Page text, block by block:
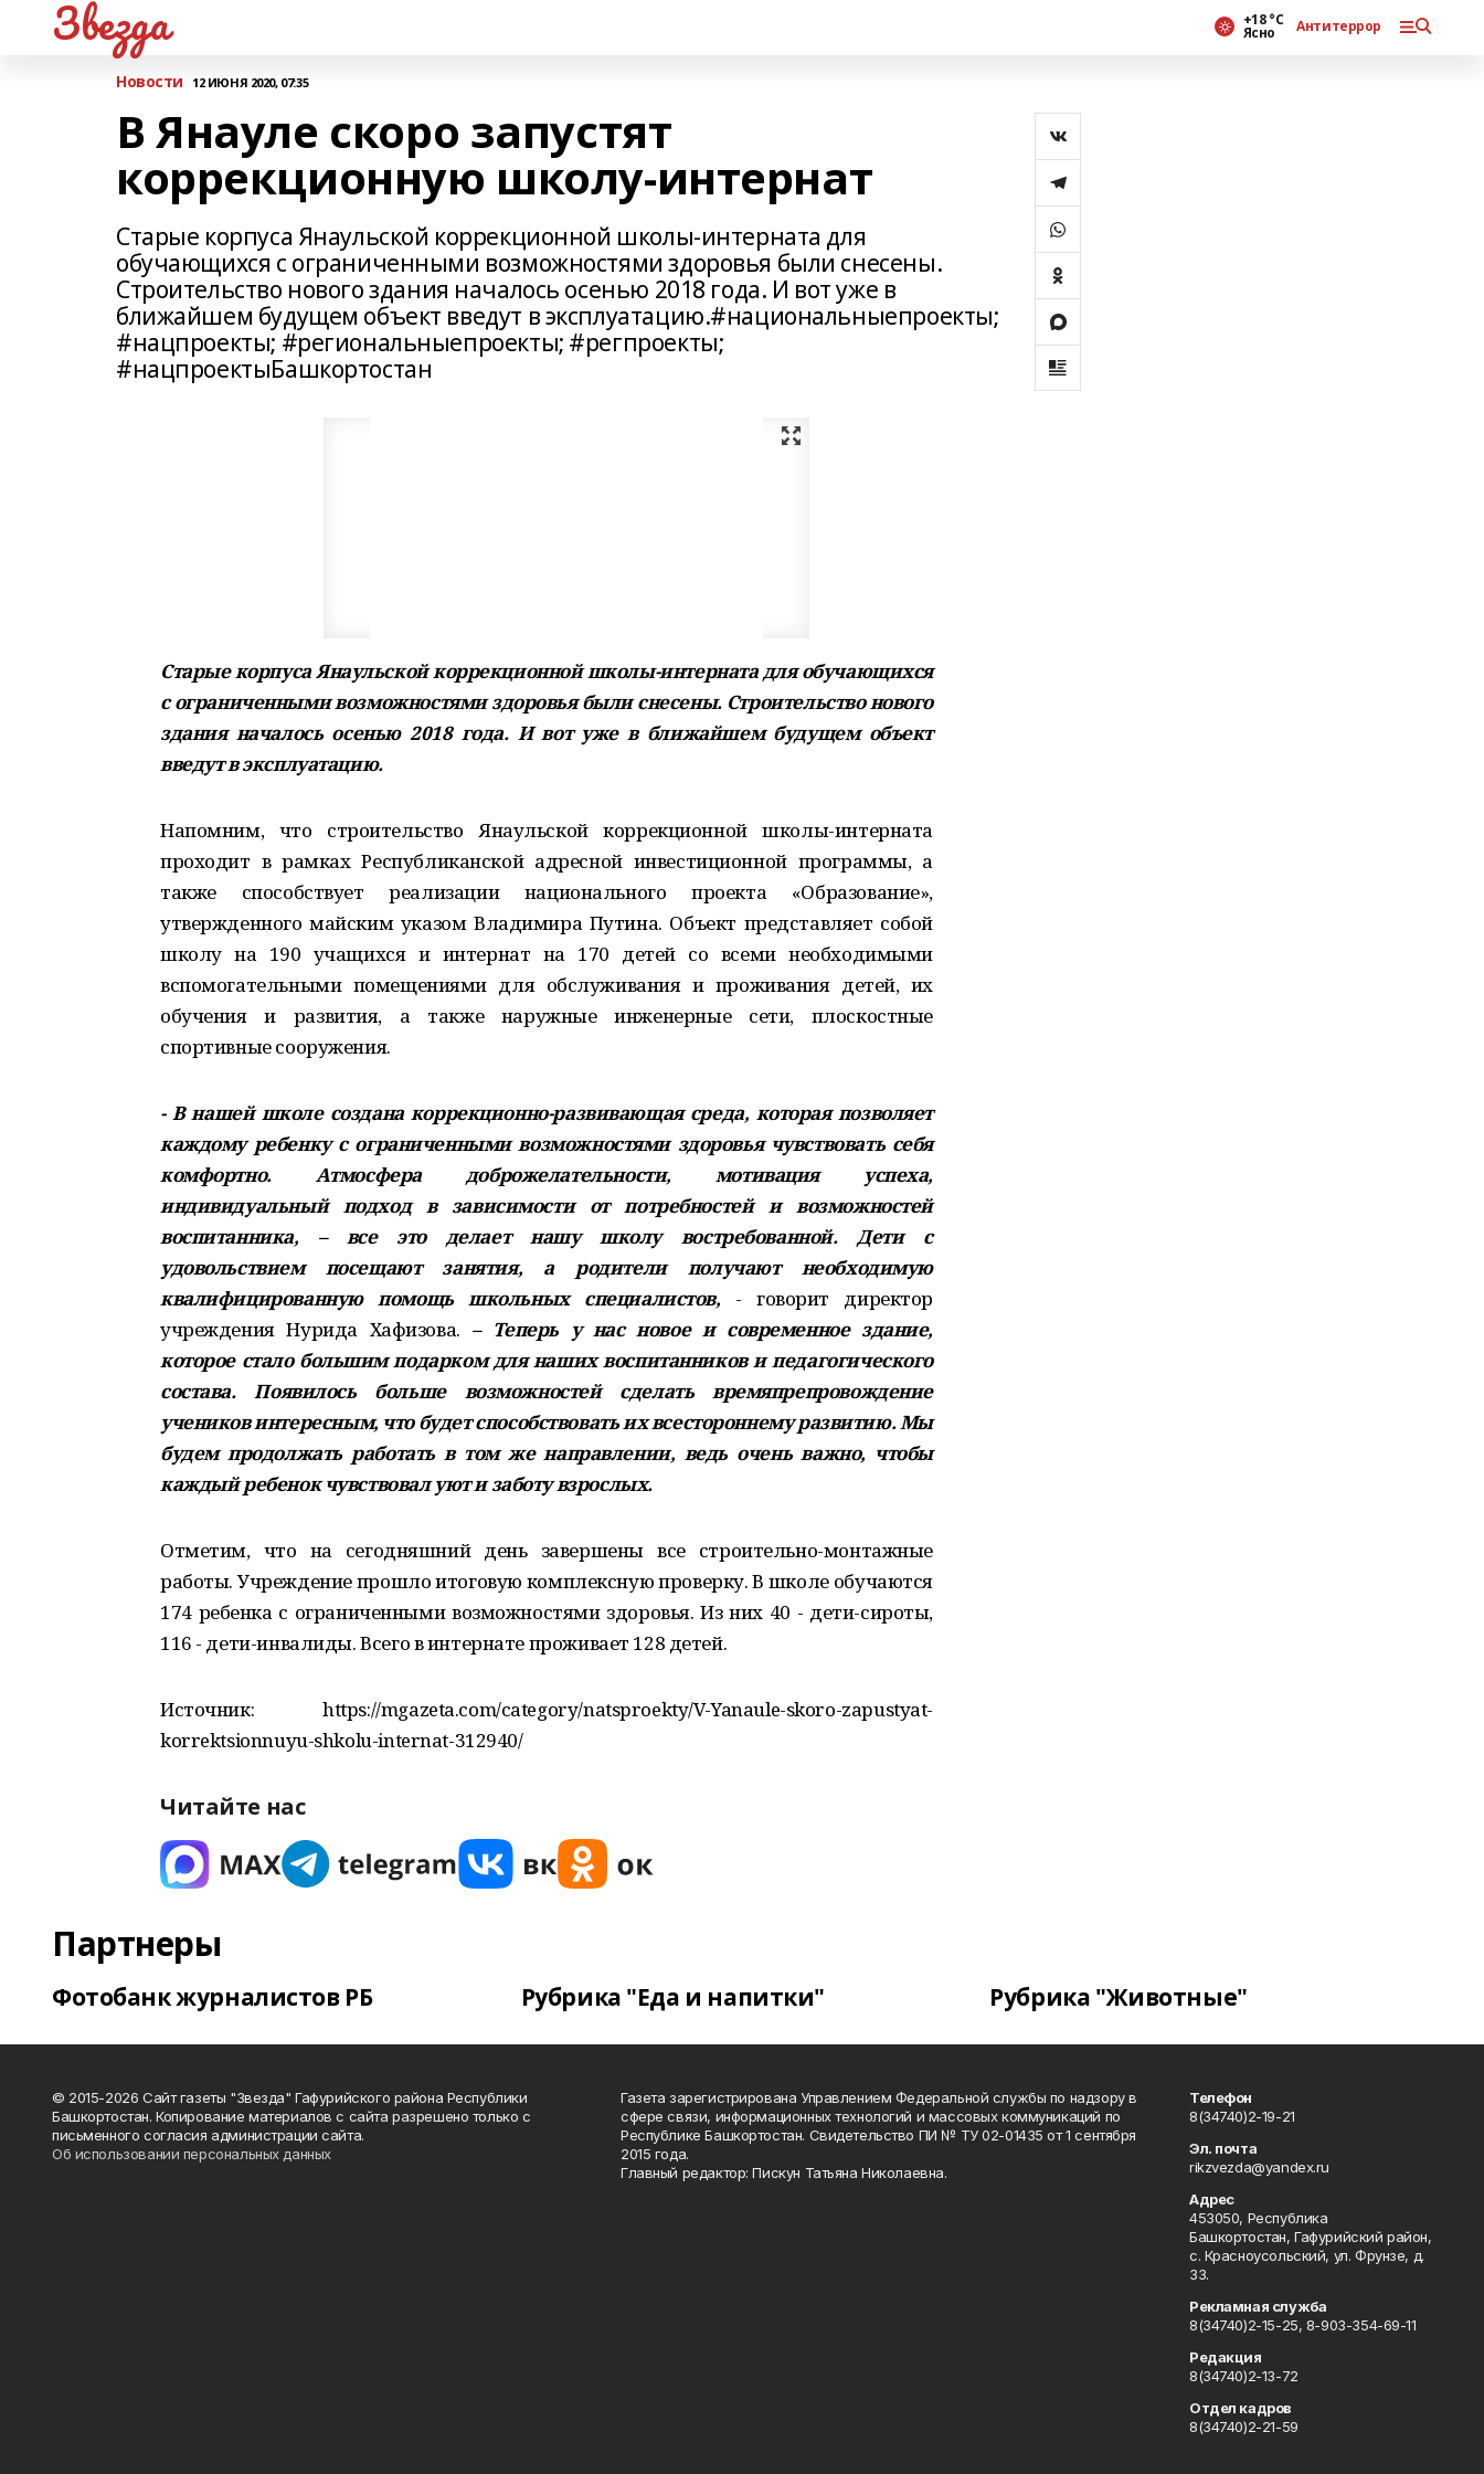
Звезда +18 °С
Ясно Антитеррор
Новости 12 ИЮНЯ 2020, 07:35
В Янауле скоро запустят
коррекционную школу-интернат
Старые корпуса Янаульской коррекционной школы-интерната для
обучающихся с ограниченными возможностями здоровья были снесены.
Строительство нового здания началось осенью 2018 года. И вот уже в
ближайшем будущем объект введут в эксплуатацию.#национальныепроекты;
#нацпроекты; #региональныепроекты; #регпроекты;
#нацпроектыБашкортостан
Старые корпуса Янаульской коррекционной школы-интерната для обучающихся
с ограниченными возможностями здоровья были снесены. Строительство нового
здания началось осенью 2018 года. И вот уже в ближайшем будущем объект
введут в эксплуатацию.
Напомним, что строительство Янаульской коррекционной школы-интерната
проходит в рамках Республиканской адресной инвестиционной программы, а
также способствует реализации национального проекта «Образование»,
утвержденного майским указом Владимира Путина. Объект представляет собой
школу на 190 учащихся и интернат на 170 детей со всеми необходимыми
вспомогательными помещениями для обслуживания и проживания детей, их
обучения и развития, а также наружные инженерные сети, плоскостные
спортивные сооружения.
- В нашей школе создана коррекционно-развивающая среда, которая позволяет
каждому ребенку с ограниченными возможностями здоровья чувствовать себя
комфортно. Атмосфера доброжелательности, мотивация успеха,
индивидуальный подход в зависимости от потребностей и возможностей
воспитанника, – все это делает нашу школу востребованной. Дети с
удовольствием посещают занятия, а родители получают необходимую
квалифицированную помощь школьных специалистов, - говорит директор
учреждения Нурида Хафизова. – Теперь у нас новое и современное здание,
которое стало большим подарком для наших воспитанников и педагогического
состава. Появилось больше возможностей сделать времяпрепровождение
учеников интересным, что будет способствовать их всестороннему развитию. Мы
будем продолжать работать в том же направлении, ведь очень важно, чтобы
каждый ребенок чувствовал уют и заботу взрослых.
Отметим, что на сегодняшний день завершены все строительно-монтажные
работы. Учреждение прошло итоговую комплексную проверку. В школе обучаются
174 ребенка с ограниченными возможностями здоровья. Из них 40 - дети-сироты,
116 - дети-инвалиды. Всего в интернате проживает 128 детей.
Источник: https://mgazeta.com/category/natsproekty/V-Yanaule-skoro-zapustyat-
korrektsionnuyu-shkolu-internat-312940/
Читайте нас
Партнеры
Фотобанк журналистов РБ Рубрика "Еда и напитки" Рубрика "Животные"
© 2015-2026 Сайт газеты "Звезда" Гафурийского района Республики
Башкортостан. Копирование материалов с сайта разрешено только с
письменного согласия администрации сайта.
Об использовании персональных данных
Газета зарегистрирована Управлением Федеральной службы по надзору в
сфере связи, информационных технологий и массовых коммуникаций по
Республике Башкортостан. Свидетельство ПИ № ТУ 02-01435 от 1 сентября
2015 года.
Главный редактор: Пискун Татьяна Николаевна.
Телефон
8(34740)2-19-21
Эл. почта
rikzvezda@yandex.ru
Адрес
453050, Республика
Башкортостан, Гафурийский район,
с. Красноусольский, ул. Фрунзе, д.
33.
Рекламная служба
8(34740)2-15-25, 8-903-354-69-11
Редакция
8(34740)2-13-72
Отдел кадров
8(34740)2-21-59